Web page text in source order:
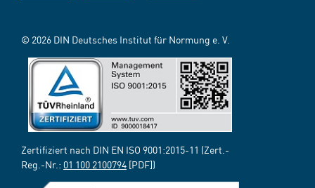
© 2026 DIN Deutsches Institut für Normung e. V.
Zertifiziert nach DIN EN ISO 9001:2015-11 (Zert.-
Reg.-Nr.: 01 100 2100794 [PDF])